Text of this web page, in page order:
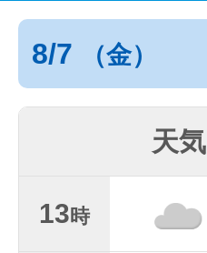
8/7 （金）
天気
13時